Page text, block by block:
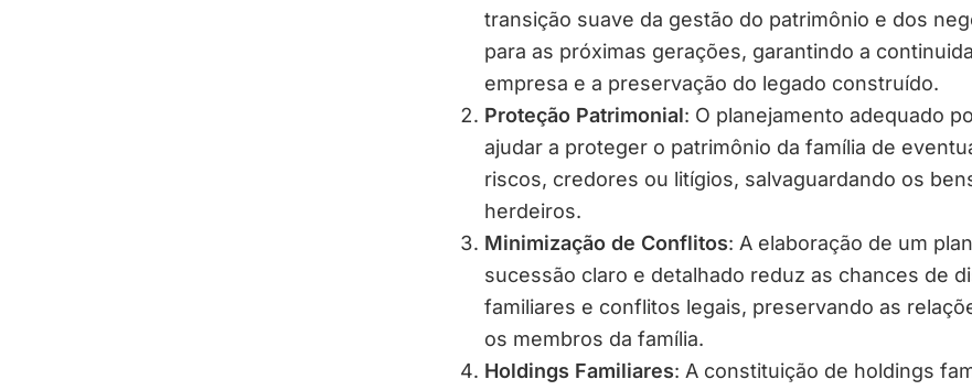
transição suave da gestão do patrimônio e dos
para as próximas gerações, garantindo a
empresa e a preservação do legado construído.
Proteção Patrimonial: O planejamento adequado
ajudar a proteger o patrimônio da família de
riscos, credores ou litígios, salvaguardando os
herdeiros.
Minimização de Conflitos: A elaboração de um
sucessão claro e detalhado reduz as chances de
familiares e conflitos legais, preservando as
os membros da família.
Holdings Familiares: A constituição de holdings